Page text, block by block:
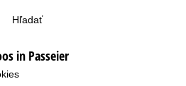
Hľadať
in Passeier